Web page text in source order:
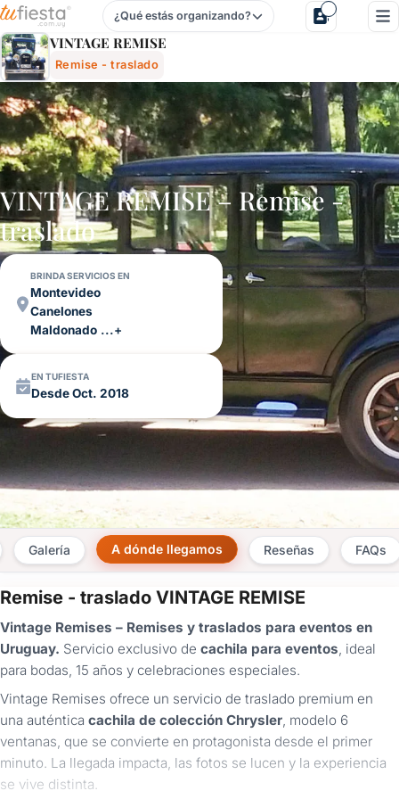
Vintage Remise - Remise - Traslado Para Fiestas Y
¿Qué estás organizando?
VINTAGE REMISE
Remise - traslado
VINTAGE REMISE – Remise -
traslado
BRINDA SERVICIOS EN
Montevideo
Canelones
Maldonado ...+
EN TUFIESTA
Desde Oct. 2018
Galería A dónde llegamos Reseñas FAQs
Remise - traslado VINTAGE REMISE
Vintage Remises – Remises y traslados para eventos en
Uruguay. Servicio exclusivo de cachila para eventos , ideal
para bodas, 15 años y celebraciones especiales.
Vintage Remises ofrece un servicio de traslado premium en
una auténtica cachila de colección Chrysler , modelo 6
ventanas, que se convierte en protagonista desde el primer
minuto. La llegada impacta, las fotos se lucen y la experiencia
se vive distinta.
×
Consultar
¿Ya
tenés
cuenta?
Iniciá
sesión
aquí
para